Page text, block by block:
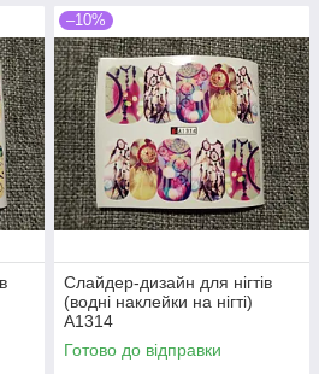
–10%
Слайдер-дизайн для нігтів
(водні наклейки на нігті)
A1314
Готово до відправки